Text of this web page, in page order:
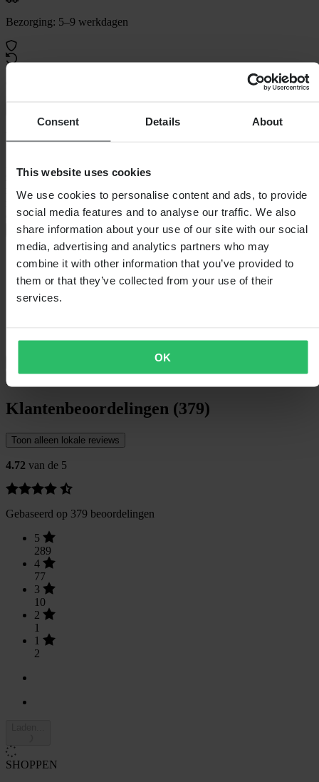
Consent Details About
This website uses cookies
We use cookies to personalise content and ads, to provide
social media features and to analyse our traffic. We also
share information about your use of our site with our social
media, advertising and analytics partners who may
combine it with other information that you’ve provided to
them or that they’ve collected from your use of their
services.
OK
Bezorging: 5–9 werkdagen
Beschrijving
zwaarste vet en vuil oplost. Verwijdert snel en gemakkelijk olie, vet,
remvloeistof en andere verontreinigingen van remschijven en
remblokken, metalen componenten, koppelingen, kabelverbindingen
enz. De
+ Volledige beschrijving weergeven
Specificaties
Verpakkingsgewicht356
Verpakkingslengte
Verpakkingsbreedte70
Veiligheidsinformatie
Klantenbeoordelingen (379)
Toon alleen lokale reviews
4.72 van de 5
Gebaseerd op 379 beoordelingen
5
289
4
77
3
10
2
1
1
2
SHOPPEN